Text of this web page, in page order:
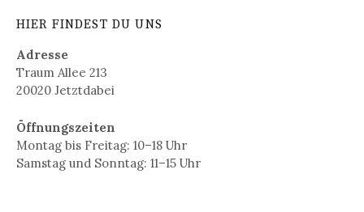
HIER FINDEST DU UNS
Adresse
Traum Allee 213
20020 Jetztdabei
Öffnungszeiten
Montag bis Freitag: 10–18 Uhr
Samstag und Sonntag: 11–15 Uhr